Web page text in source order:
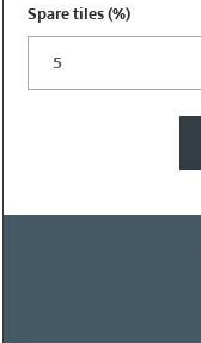
Spare tiles(%)